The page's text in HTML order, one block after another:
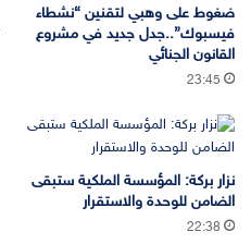
ضغوط على وهبي لتقنين “نشطاء
فيسبوك”..جدل جديد في مشروع
القانون الجنائي
23:45
نزار بركة: المؤسسة الملكية ستبقى
الضامن للوحدة والاستقرار
22:38